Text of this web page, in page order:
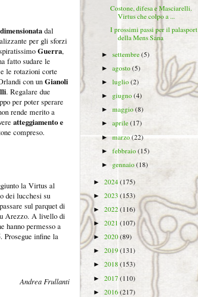
dal
per gli sforzi
Guerra,
fatto sudare le
le rotazioni corte
con un Gianoli
. Regalare due
per poter sperare
rende merito a
atteggiamento e
compreso.
la Virtus al
dei lucchesi su
sul parquet di
Arezzo. A livello di
hanno permesso a
Prosegue infine la
Andrea Frullanti
Costone, difesa e Masciarelli.
Virtus che colpo a ...
I prossimi passi per il palasport
della Mens Sana
►settembre(5)
►agosto(5)
►luglio(2)
► giugno(4)
►maggio(8)
►aprile(17)
►marzo(22)
►febbraio(15)
► gennaio(18)
► 2024(175)
► 2023 (153)
► 2022(116)
► 2021 (107)
► 2020(89)
► 2019(131)
► 2018 (153)
► 2017 (110)
► 2016(217)